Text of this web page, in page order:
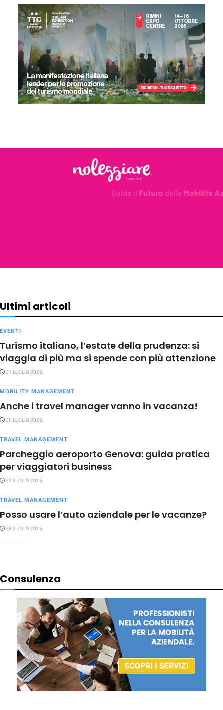
Ultimi articoli
EVENTI
Turismo italiano, l’estate della prudenza: si
viaggia di più ma si spende con più attenzione
31 LUGLIO 2026
MOBILITY MANAGEMENT
Anche i travel manager vanno in vacanza!
30 LUGLIO 2026
TRAVEL MANAGEMENT
Parcheggio aeroporto Genova: guida pratica
per viaggiatori business
29 LUGLIO 2026
TRAVEL MANAGEMENT
Posso usare l’auto aziendale per le vacanze?
28 LUGLIO 2026
Consulenza